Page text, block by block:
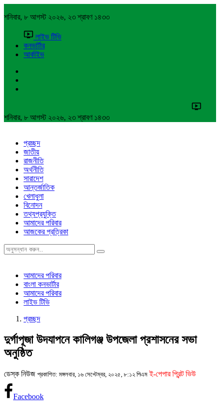
শনিবার, ৮ আগস্ট ২০২৬, ২৩ শ্রাবণ ১৪৩৩
লাইভ টিভি
কনভার্টার
আর্কাইভ
শনিবার, ৮ আগস্ট ২০২৬, ২৩ শ্রাবণ ১৪৩৩
প্রচ্ছদ
জাতীয়
রাজনীতি
অর্থনীতি
সারাদেশ
আন্তর্জাতিক
খেলাধুলা
বিনোদন
তথ্যপ্রযুক্তি
আমাদের পরিবার
আজকের প্রত্রিকা
আমাদের পরিবার
বাংলা কনভার্টার
আমাদের পরিবার
লাইভ টিভি
প্রচ্ছদ
দুর্গাপূজা উদযাপনে কালিগঞ্জ উপজেলা প্রশাসনের সভা
অনুষ্ঠিত
ডেস্ক নিউজ প্রকাশিত: মঙ্গলবার, ১৬ সেপ্টেম্বর, ২০২৫, ৮:১২ পিএম ই-পেপার প্রিন্ট ভিউ
Facebook